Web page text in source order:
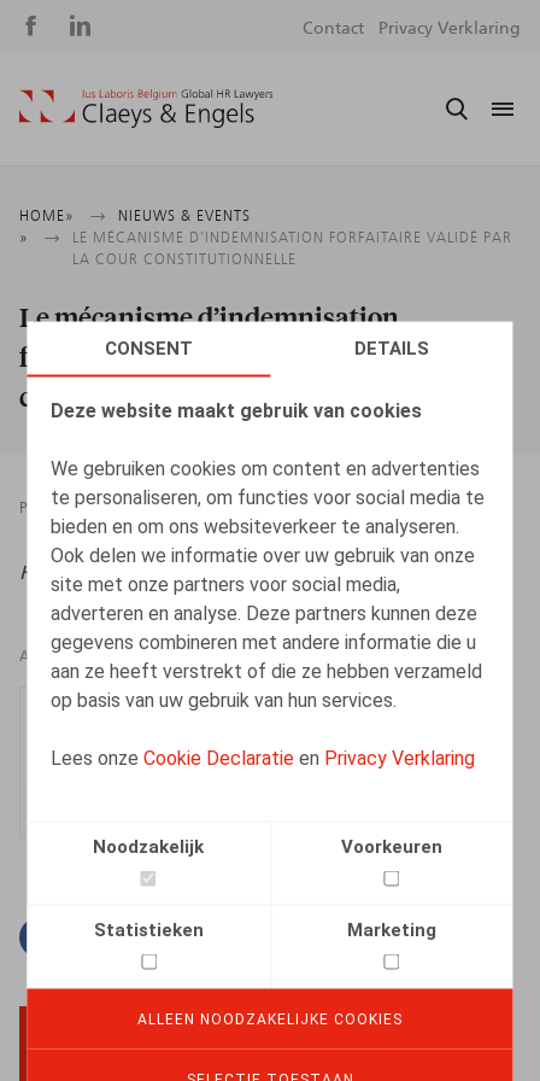
CONSENT DETAILS
Deze website maakt gebruik van cookies
We gebruiken cookies om content en advertenties
te personaliseren, om functies voor social media te
bieden en om ons websiteverkeer te analyseren.
Ook delen we informatie over uw gebruik van onze
site met onze partners voor social media,
adverteren en analyse. Deze partners kunnen deze
gegevens combineren met andere informatie die u
aan ze heeft verstrekt of die ze hebben verzameld
op basis van uw gebruik van hun services.
Lees onzeCookie Declaratie en Privacy Verklaring
Noodzakelijk Voorkeuren
Statistieken Marketing
ALLEEN NOODZAKELIJKE COOKIES
Social
Contact Privacy Verklaring
Kruimelpad
HOME
NIEUWS & EVENTS
LE MÉCANISME D’INDEMNISATION FORFAITAIRE VALIDÉ PAR
LA COUR CONSTITUTIONNELLE
Le mécanisme d’indemnisation
forfaitaire validé par la Cour
constitutionnelle
PRESSROOM 07.02.2025
HR.square, 2025, n° 63, p. 57
AUTEURS
Elisabeth de Hepcée
Facebook
TwitterLinkedin